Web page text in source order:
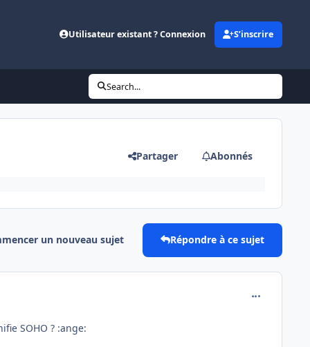
Utilisateur existant ? Connexion S’inscrire
Search...
Partager Abonnés
un nouveau sujet Répondre à ce sujet
SOHO ? :ange: